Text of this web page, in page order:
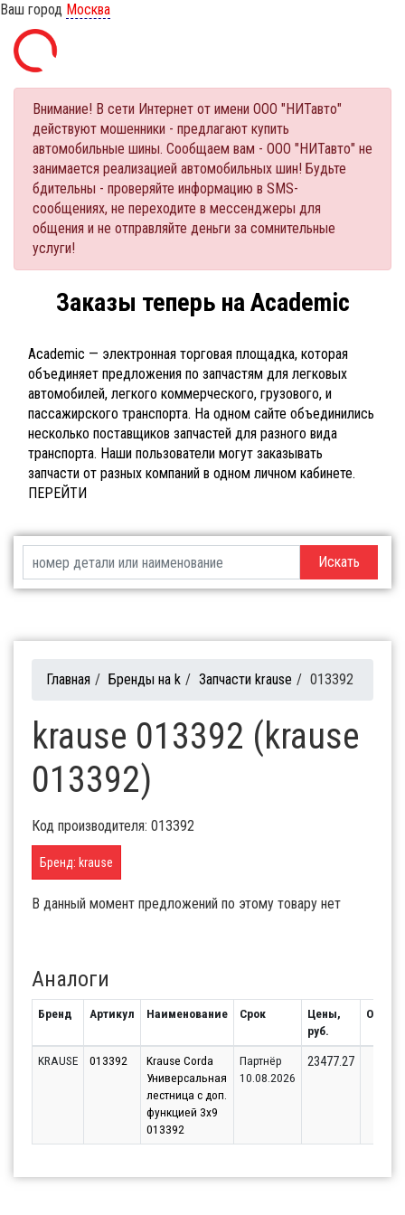
Ваш город Москва
Внимание! В сети Интернет от имени ООО "НИТавто"
действуют мошенники - предлагают купить
автомобильные шины. Сообщаем вам - ООО "НИТавто" не
занимается реализацией автомобильных шин! Будьте
бдительны - проверяйте информацию в SMS-
сообщениях, не переходите в мессенджеры для
общения и не отправляйте деньги за сомнительные
услуги!
Заказы теперь на Academic
Academic — электронная торговая площадка, которая
объединяет предложения по запчастям для легковых
автомобилей, легкого коммерческого, грузового, и
пассажирского транспорта. На одном сайте объединились
несколько поставщиков запчастей для разного вида
транспорта. Наши пользователи могут заказывать
запчасти от разных компаний в одном личном кабинете.
ПЕРЕЙТИ
Искать
Главная / Бренды на k / Запчасти krause / 013392
krause 013392 (krause
013392)
Код производителя: 013392
Бренд: krause
В данный момент предложений по этому товару нет
Аналоги
Бренд Артикул Наименование Срок
Цены,
руб.
KRAUSE 013392
Krause Corda
Универсальная
лестница с доп.
функцией 3x9
013392
Партнёр
10.08.2026
23477.27